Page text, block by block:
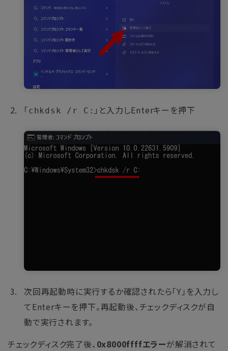
「chkdsk /r C: 」と入力しEnterキーを押下
次回再起動時に実行するか確認されたら「Y」を入力し
てEnterキーを押下。再起動後、チェックディスクが自
動で実行されます。
チェックディスク完了後、 0x8000ffffエラーが解消されて